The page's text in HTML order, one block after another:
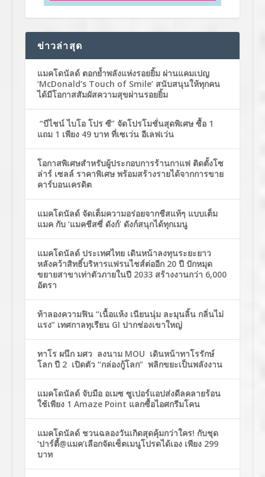
ข่าวล่าสุด
แมคโดนัลด์ ตอกย้ำพลังแห่งรอยยิ้ม ผ่านแคมเปญ
‘McDonald’s Touch of Smile’ สนับสนุนให้ทุกคน
ได้มีโอกาสสัมผัสความสุขผ่านรอยยิ้ม
“บีไชน์ ไบโอ โปร ซี” จัดโปรโมชั่นสุดพิเศษ ซื้อ 1
แถม 1 เพียง 49 บาท ที่เซเว่น อีเลฟเว่น
โอกาสพิเศษสำหรับผู้ประกอบการร้านกาแฟ ติดตั้งโซ
ล่าร์ เซลล์ ราคาพิเศษ พร้อมสร้างรายได้จากการขาย
คาร์บอนเครดิต
แมคโดนัลด์ จัดเต็มความอร่อยจากชีสแท้ๆ แบบเต็ม
แมค กับ ‘แมคชีสซี่ ดังก์’ ดังก์สนุกได้ทุกเมนู
แมคโดนัลด์ ประเทศไทย เดินหน้าลงทุนระยะยาว
หลังคว้าสิทธิ์บริหารแฟรนไชส์ต่ออีก 20 ปี ปักหมุด
ขยายสาขาเท่าตัวภายในปี 2033 สร้างงานกว่า 6,000
อัตรา
ท้าลองความฟิน “เนื้อแห้ง เนียนนุ่ม ละมุนลิ้น กลิ่นไม่
แรง” เทศกาลทุเรียน GI ปากช่องเขาใหญ่
ทาโร ผนึก มศว ลงนาม MOU เดินหน้าทาโรรักษ์
โลก ปี 2 เปิดตัว “กล่องกู้โลก” พลิกขยะเป็นพลังงาน
แมคโดนัลด์ จับมือ อเมซ ซูเปอร์แอปส่งดีลคลายร้อน
ใช้เพียง 1 Amaze Point แลกซื้อไอศกรีมโคน
แมคโดนัลด์ ชวนฉลองวันเกิดสุดคุ้มกว่าใคร! กับชุด
‘ปาร์ตี้@แมค’เลือกจัดเซ็ตเมนูโปรดได้เอง เพียง 299
บาท